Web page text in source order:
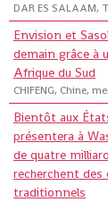
DAR ES SALAAM,
Envision et
demain grâce à
Afrique du Sud
CHIFENG, Chine,
Bientôt aux
présentera à
de quatre
recherchent des
traditionnels